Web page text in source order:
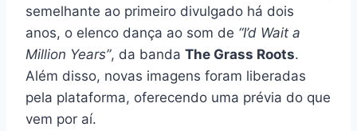
semelhante ao primeiro divulgado há dois
anos, o elenco dança ao som de “I’d Wait a
Million Years”, da banda The Grass Roots.
Além disso, novas imagens foram liberadas
pela plataforma, oferecendo uma prévia do que
vem por aí.